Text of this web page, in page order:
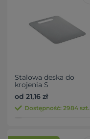
Stalowa deska do
krojenia S
od 21,16 zł
Dostępność: 2984 szt.